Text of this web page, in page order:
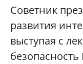
Советник
развития
выступая с
безопасность